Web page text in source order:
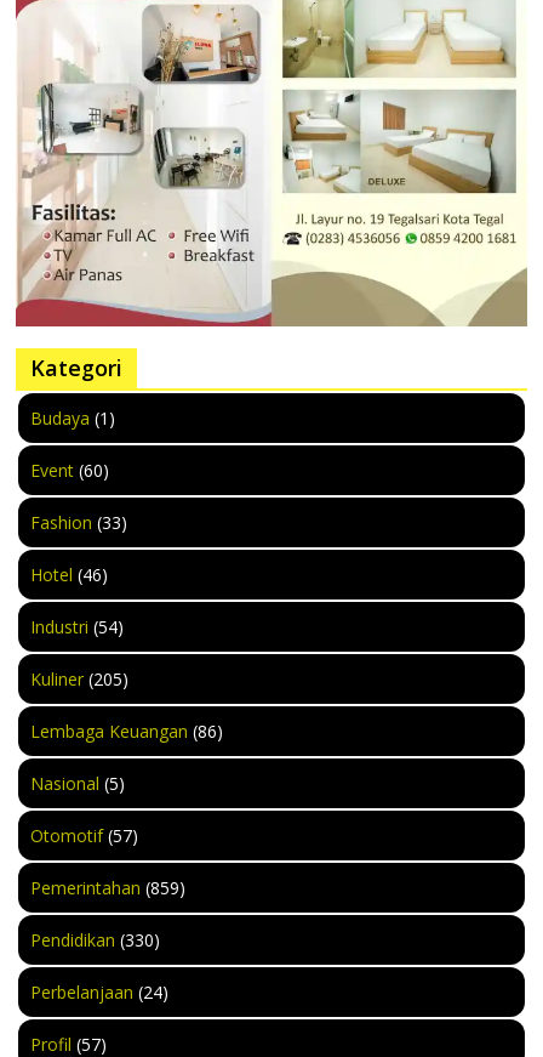
Kategori
Budaya (1)
Event (60)
Fashion (33)
Hotel (46)
Industri (54)
Kuliner (205)
Lembaga Keuangan (86)
Nasional (5)
Otomotif(57)
Pemerintahan (859)
Pendidikan (330)
Perbelanjaan (24)
Profil (57)